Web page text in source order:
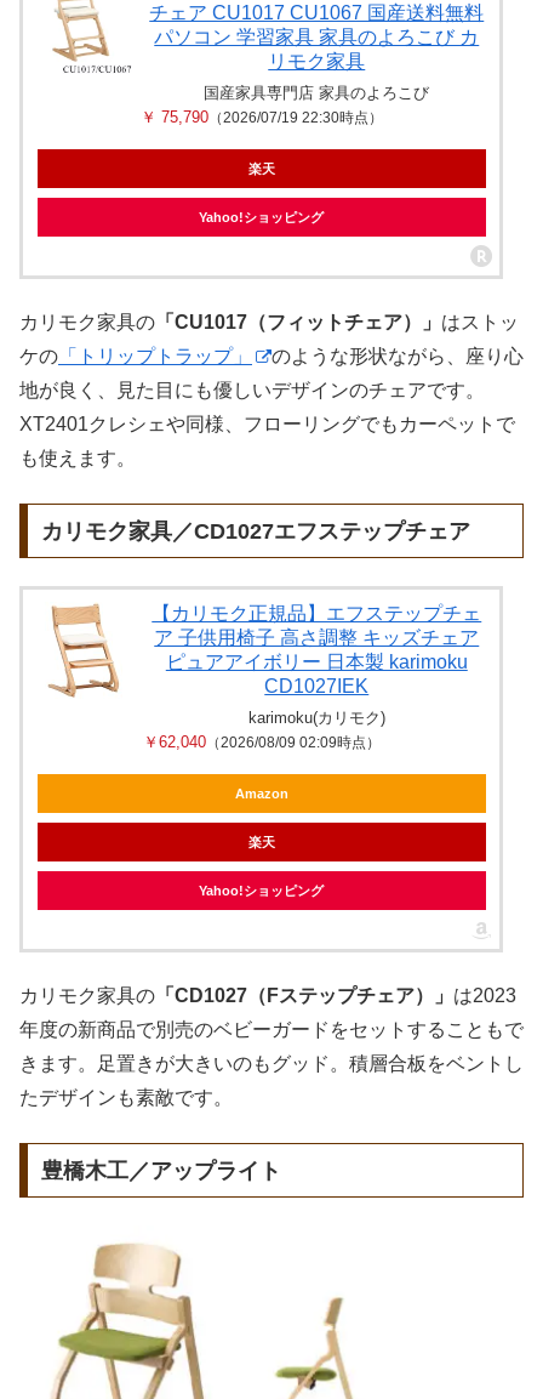
チェア CU1017 CU1067 国産送料無料
パソコン 学習家具 家具のよろこび カ
リモク家具
国産家具専門店 家具のよろこび
￥ 75,790（2026/07/19 22:30時点）
楽天
Yahoo!ショッピング
カリモク家具の 「CU1017（フィットチェア）」 はストッ
ケの 「トリップトラップ」
のような形状ながら、座り心
地が良く、見た目にも優しいデザインのチェアです。
XT2401クレシェや同様、フローリングでもカーペットで
も使えます。
カリモク家具／CD1027エフステップチェア
【カリモク正規品】エフステップチェ
ア 子供用椅子 高さ調整 キッズチェア
ピュアアイボリー 日本製 karimoku
CD1027IEK
karimoku(カリモク)
￥62,040（2026/08/09 02:09時点）
Amazon
楽天
Yahoo!ショッピング
カリモク家具の 「CD1027（Fステップチェア）」 は2023
年度の新商品で別売のベビーガードをセットすることもで
きます。足置きが大きいのもグッド。積層合板をベントし
たデザインも素敵です。
豊橋木工／アップライト